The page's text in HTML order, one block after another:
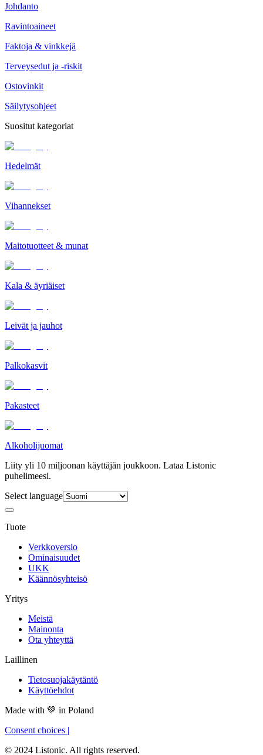
Johdanto
Ravintoaineet
Faktoja & vinkkejä
Terveysedut ja -riskit
Ostovinkit
Säilytysohjeet
Suositut kategoriat
Hedelmät
Vihannekset
Maitotuotteet & munat
Kala & äyriäiset
Leivät ja jauhot
Palkokasvit
Pakasteet
Alkoholijuomat
Liity yli 10 miljoonan käyttäjän joukkoon. Lataa Listonic
puhelimeesi.
Select language
Tuote
Verkkoversio
Ominaisuudet
UKK
Käännösyhteisö
Yritys
Meistä
Mainonta
Ota yhteyttä
Laillinen
Tietosuojakäytäntö
Käyttöehdot
Made with 💚 in Poland
Consent choices |
© 2024 Listonic. All rights reserved.